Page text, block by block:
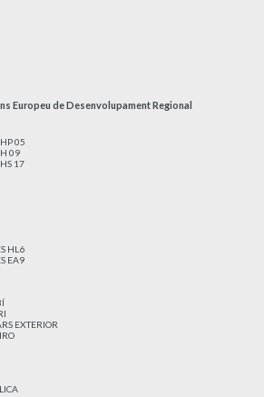
Europeu de Desenvolupament Regional
05
09
17
HL6
EA9
EXTERIOR